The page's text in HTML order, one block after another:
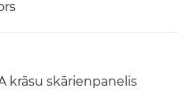
krāsu skārienpanelis